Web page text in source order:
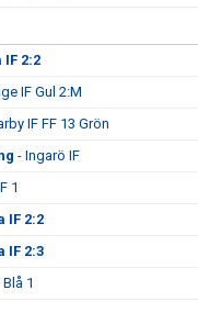
IF 2:2
IF Gul 2:M
IF FF 13 Grön
- Ingarö IF
1
IF 2:2
IF 2:3
1